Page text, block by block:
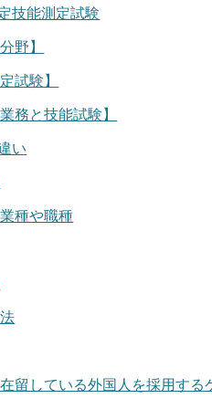
技能測定試験
野】
試験】
務と技能試験】
い
種や職種
在留している外国人を採用する